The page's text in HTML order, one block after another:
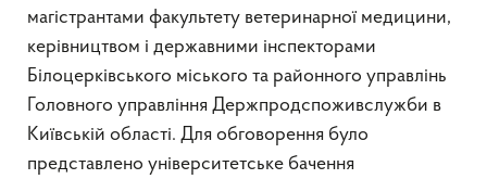
магістрантами факультету ветеринарної медицини,
керівництвом і державними інспекторами
Білоцерківського міського та районного управлінь
Головного управління Держпродспоживслужби в
Київській області. Для обговорення було
представлено університетське бачення